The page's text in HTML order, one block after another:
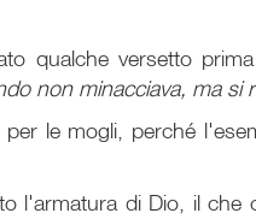
qualche versetto
non minacciava, ma si
le mogli, perché
l'armatura di Dio, il